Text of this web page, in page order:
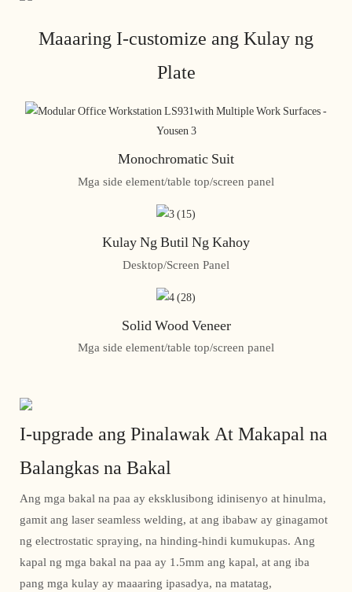
Maaaring I-customize ang Kulay ng
Plate
Monochromatic Suit
Mga side element/table top/screen panel
Kulay Ng Butil Ng Kahoy
Desktop/Screen Panel
Solid Wood Veneer
Mga side element/table top/screen panel
I-upgrade ang Pinalawak At Makapal na
Balangkas na Bakal
Ang mga bakal na paa ay eksklusibong idinisenyo at hinulma,
gamit ang laser seamless welding, at ang ibabaw ay ginagamot
ng electrostatic spraying, na hinding-hindi kumukupas. Ang
kapal ng mga bakal na paa ay 1.5mm ang kapal, at ang iba
pang mga kulay ay maaaring ipasadya, na matatag,